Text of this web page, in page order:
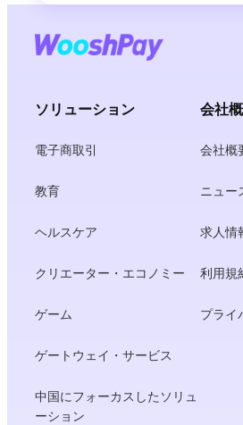
ソリューション
電子商取引
教育
ヘルスケア
クリエーター・エコノミー
ゲーム
ゲートウェイ・サービス
中国にフォーカスしたソリュ
ーション
会社
会社概
ニュー
求人情
利用規
プライ